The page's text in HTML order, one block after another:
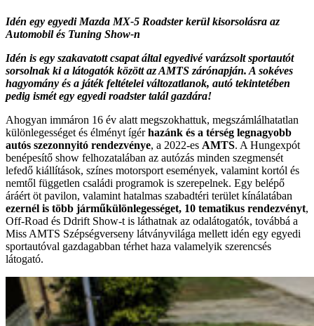
Idén egy egyedi Mazda MX-5 Roadster kerül kisorsolásra az
Automobil és Tuning Show-n
Idén is egy szakavatott csapat által egyedivé varázsolt sportautót
sorsolnak ki a látogatók között az AMTS zárónapján. A sokéves
hagyomány és a játék feltételei változatlanok, autó tekintetében
pedig ismét egy egyedi roadster talál gazdára!
Ahogyan immáron 16 év alatt megszokhattuk, megszámlálhatatlan
különlegességet és élményt ígérhazánk és a térség legnagyobb
autós szezonnyitó rendezvénye, a 2022-es AMTS. A Hungexpót
benépesítő show felhozatalában az autózás minden szegmensét
lefedő kiállítások, színes motorsport események, valamint kortól és
nemtől független családi programok is szerepelnek. Egy belépő
áráért öt pavilon, valamint hatalmas szabadtéri terület kínálatában
ezernél is több járműkülönlegességet, 10 tematikus rendezvényt,
Off-Road és Ddrift Show-t is láthatnak az odalátogatók, továbbá a
Miss AMTS Szépségverseny látványvilága mellett idén egy egyedi
sportautóval gazdagabban térhet haza valamelyik szerencsés
látogató.